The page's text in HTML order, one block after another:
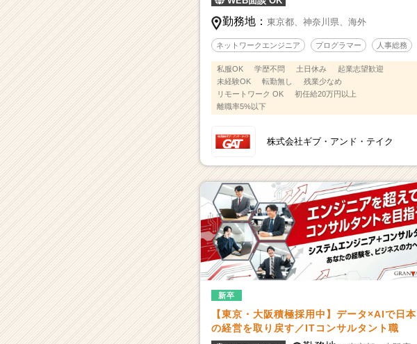
勤務地： 東京都、 神奈川県、 海外
ネットワークエンジニア プログラマー 人事総務
私服OK 学歴不問 土日休み
起業志望歓迎
未経験OK
転勤無し
残業少なめ
リモートワーク OK
初任給20万円以上
離職率5%以下
株式会社ギブ・アンド・テイク
新卒
【東京・大阪積極採用中】データ×AIで日本
の経営を取り戻す／ITコンサルタント職